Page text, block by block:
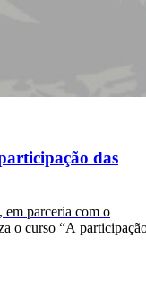
das
parceria com o
o curso “A